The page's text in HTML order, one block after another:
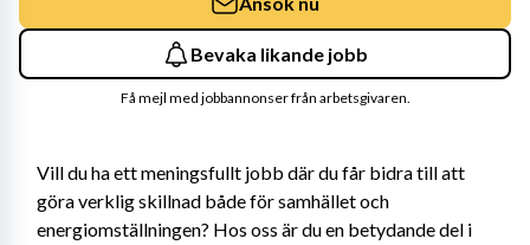
Vill du ha ett meningsfullt jobb där du får bidra till att
göra verklig skillnad både för samhället och
energiomställningen? Hos oss är du en betydande del i
Bevaka likande jobb
Få mejl med jobbannonser från arbetsgivaren.